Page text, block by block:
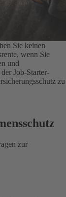
Sie keinen
wenn Sie
und
Job-Starter-
zu
zur